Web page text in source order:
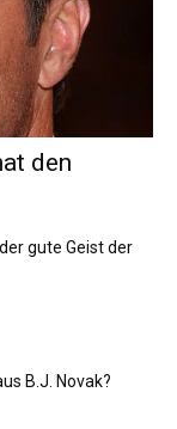
den
gute Geist der
B.J. Novak?